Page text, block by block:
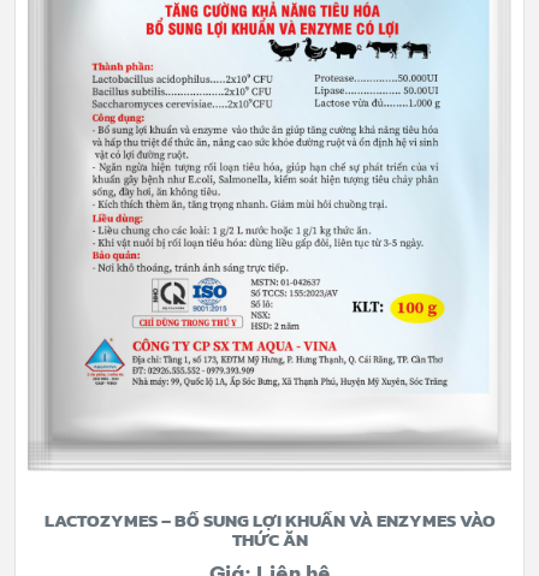
LACTOZYMES – BỔ SUNG LỢI KHUẨN VÀ ENZYMES VÀO
THỨC ĂN